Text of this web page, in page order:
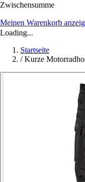
Zwischensumme
Meinen Warenkorb
Loading...
Startseite
/ Kurze